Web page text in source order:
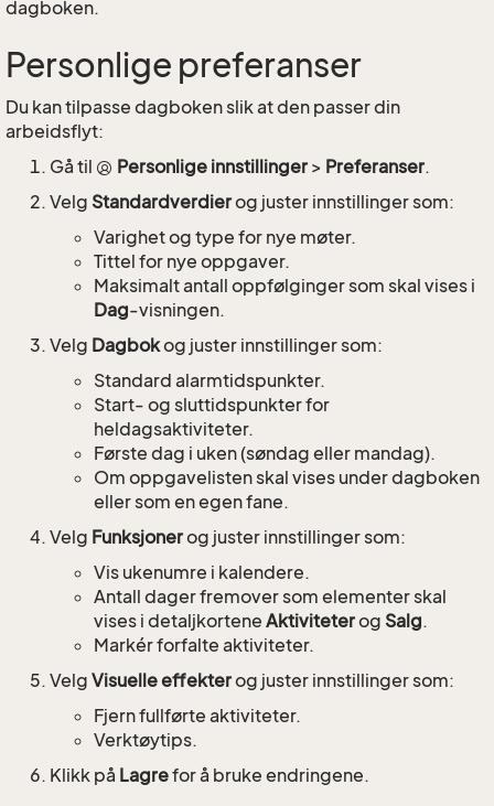
dagboken.
Personlige preferanser
Du kan tilpasse dagboken slik at den passer din
arbeidsflyt:
Gå til
Personlige innstillinger > Preferanser.
Velg Standardverdierog juster innstillinger som:
Varighet og type for nye møter.
Tittel for nye oppgaver.
Maksimalt antall oppfølginger som skal vises i
Dag-visningen.
Velg Dagbokog juster innstillinger som:
Standard alarmtidspunkter.
Start- og sluttidspunkter for
heldagsaktiviteter.
Første dag i uken (søndag eller mandag).
Om oppgavelisten skal vises under dagboken
eller som en egen fane.
Velg Funksjonerog juster innstillinger som:
Vis ukenumre i kalendere.
Antall dager fremover som elementer skal
vises i detaljkortene Aktiviteterog Salg.
Markér forfalte aktiviteter.
Velg Visuelle effekterog juster innstillinger som:
Fjern fullførte aktiviteter.
Verktøytips.
Klikk på Lagrefor å bruke endringene.